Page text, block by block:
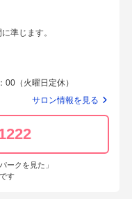
準じます。
（火曜日定休）
サロン情報を見る
ークを見た」
す